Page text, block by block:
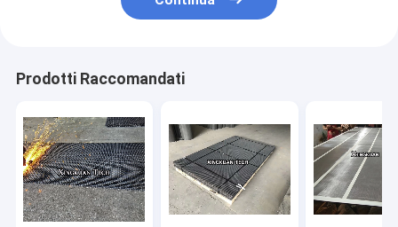
Prodotti Raccomandati